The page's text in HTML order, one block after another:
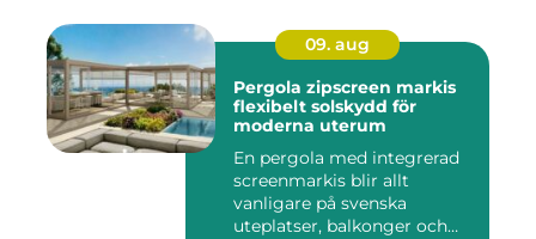
09. aug
Pergola zipscreen markis
flexibelt solskydd för
moderna uterum
En pergola med integrerad
screenmarkis blir allt
vanligare på svenska
uteplatser, balkonger och